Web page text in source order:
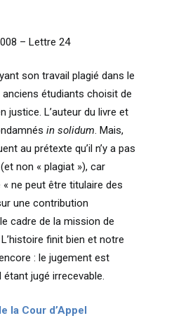
– Lettre 24
son travail plagié dans le
anciens étudiants choisit de
justice. L’auteur du livre et
in solidum. Mais,
au prétexte qu’il n’y a pas
non « plagiat »), car
« ne peut être titulaire des
une contribution
cadre de la mission de
finit bien et notre
: le jugement est
étant jugé irrecevable.
la Cour d’Appel